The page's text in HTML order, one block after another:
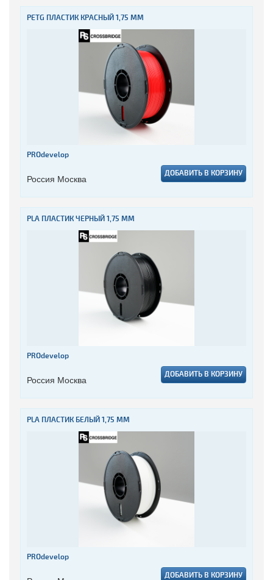
PETG ПЛАСТИК КРАСНЫЙ 1,75 ММ
PROdevelop
Россия Москва ДОБАВИТЬ В КОРЗИНУ
PLA ПЛАСТИК ЧЕРНЫЙ 1,75 ММ
PROdevelop
Россия Москва ДОБАВИТЬ В КОРЗИНУ
PLA ПЛАСТИК БЕЛЫЙ 1,75 ММ
PROdevelop
ДОБАВИТЬ В КОРЗИНУ